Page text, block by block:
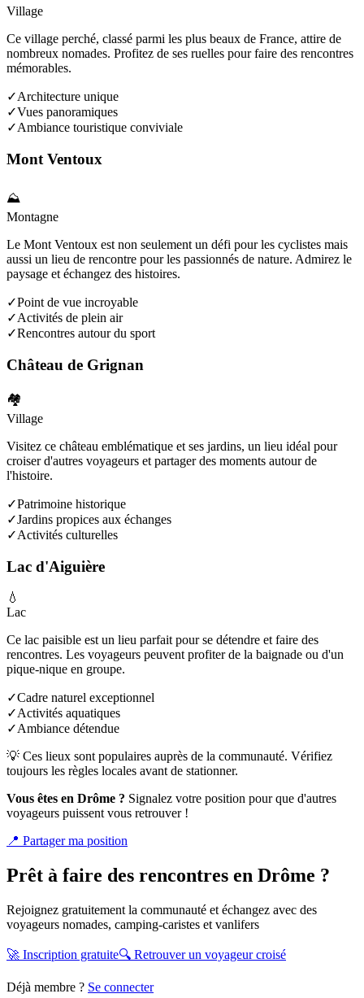
Village
Ce village perché, classé parmi les plus beaux de France, attire de
nombreux nomades. Profitez de ses ruelles pour faire des rencontres
mémorables.
✓Architecture unique
✓Vues panoramiques
✓Ambiance touristique conviviale
Mont Ventoux
⛰️
Montagne
Le Mont Ventoux est non seulement un défi pour les cyclistes mais
aussi un lieu de rencontre pour les passionnés de nature. Admirez le
paysage et échangez des histoires.
✓Point de vue incroyable
✓Activités de plein air
✓Rencontres autour du sport
Château de Grignan
🏘️
Village
Visitez ce château emblématique et ses jardins, un lieu idéal pour
croiser d'autres voyageurs et partager des moments autour de
l'histoire.
✓Patrimoine historique
✓Jardins propices aux échanges
✓Activités culturelles
Lac d'Aiguière
💧
Lac
Ce lac paisible est un lieu parfait pour se détendre et faire des
rencontres. Les voyageurs peuvent profiter de la baignade ou d'un
pique-nique en groupe.
✓Cadre naturel exceptionnel
✓Activités aquatiques
✓Ambiance détendue
💡 Ces lieux sont populaires auprès de la communauté. Vérifiez
toujours les règles locales avant de stationner.
Vous êtes en Drôme ? Signalez votre position pour que d'autres
voyageurs puissent vous retrouver !
📍 Partager ma position
Prêt à faire des rencontres en Drôme ?
Rejoignez gratuitement la communauté et échangez avec des
voyageurs nomades, camping-caristes et vanlifers
🚀 Inscription gratuite🔍 Retrouver un voyageur croisé
Déjà membre ? Se connecter